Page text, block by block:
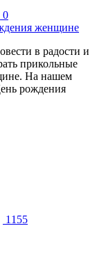
0
женщине
в радости и
прикольные
На нашем
рождения
1155